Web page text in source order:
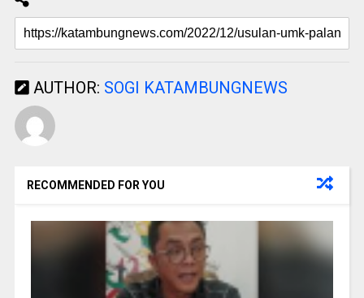
AUTHOR: SOGI KATAMBUNGNEWS
RECOMMENDED FOR YOU